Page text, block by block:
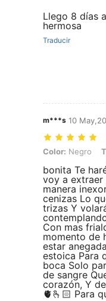
Llego 8 días
hermosa
Traducir
m***s 10
Color: Negro, Talla:
Color: Negro
bonita Te
voy a extraer
manera
cenizas Lo
trizas Y
Con mas
momento de
estar
estoica Para
boca Solo
de sangre
corazón, Y
🫀🫰🏻 Para